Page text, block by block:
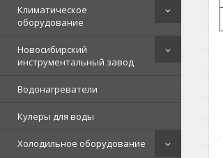
Климатическое
оборудование
Новосибирский
инструментальный завод
Водонагреватели
Кулеры для воды
Холодильное оборудование